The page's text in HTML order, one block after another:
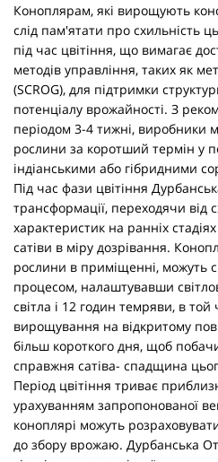
Коноплярам, які вирощують
слід пам'ятати про схильність
під час цвітіння, що вимагає
методів управління, таких як
(SCROG), для підтримки
потенціалу врожайності. З
періодом 3-4 тижні, виробники
рослини за коротший термін у
індіанськими або гібридними
Під час фази цвітіння
трансформації, переходячи від
характеристик на ранніх
сатіви в міру дозрівання.
рослини в приміщенні, можуть
процесом, налаштувавши
світла і 12 годин темряви, в той
вирощування на відкритому
більш короткого дня, щоб
справжня сатіва- спадщина
Період цвітіння триває
урахуванням запропонованої
коноплярі можуть
до збору врожаю. Дурбанська